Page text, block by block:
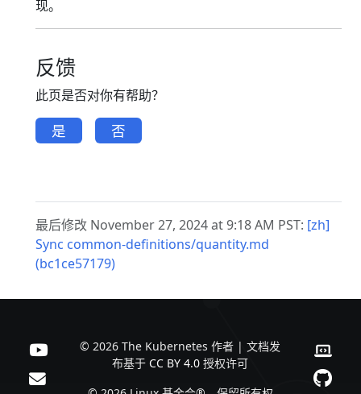
现。
反馈
此页是否对你有帮助？
是 否
最后修改 November 27, 2024 at 9:18 AM PST: [zh]
Sync common-definitions/quantity.md
(bc1ce57179)
© 2026 The Kubernetes 作者 | 文档发
布基于 CC BY 4.0 授权许可